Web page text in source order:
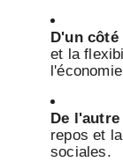
D'un côté
et la
De l'autre
repos et
sociales.